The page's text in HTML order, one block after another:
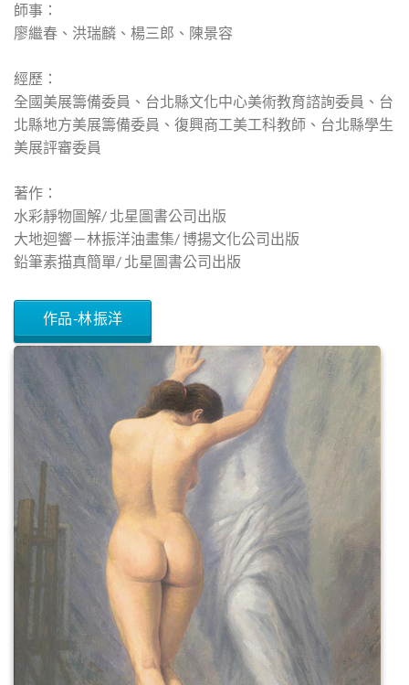
師事：
廖繼春、洪瑞麟、楊三郎、陳景容
經歷：
全國美展籌備委員、台北縣文化中心美術教育諮詢委員、台
北縣地方美展籌備委員、復興商工美工科教師、台北縣學生
美展評審委員
著作：
水彩靜物圖解/ 北星圖書公司出版
大地迴響－林振洋油畫集/ 博揚文化公司出版
鉛筆素描真簡單/ 北星圖書公司出版
作品-林振洋